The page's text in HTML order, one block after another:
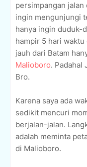
persimpangan
ingin mengunjungi
hanya ingin duduk-
hampir 5 hari
jauh dari Batam
Malioboro. Padahal
Bro.
Karena saya ada
sedikit mencuri
berjalan-jalan.
adalah meminta
di Malioboro.